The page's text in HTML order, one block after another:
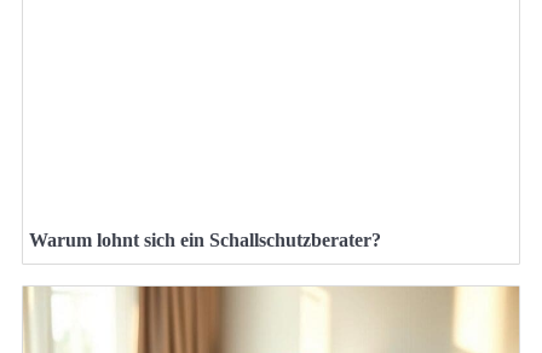
Warum lohnt sich ein Schallschutzberater?